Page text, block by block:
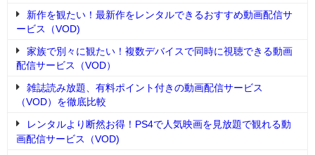
新作を観たい！最新作をレンタルできるおすすめ動画配信サ
ービス（VOD)
家族で別々に観たい！複数デバイスで同時に視聴できる動画
配信サービス（VOD）
雑誌読み放題、有料ポイント付きの動画配信サービス
（VOD）を徹底比較
レンタルより断然お得！PS4で人気映画を見放題で観れる動
画配信サービス（VOD)